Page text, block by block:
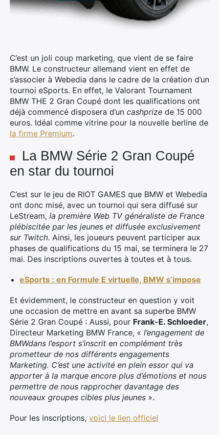
C’est un joli coup marketing, que vient de se faire
BMW. Le constructeur allemand vient en effet de
s’associer à Webedia dans le cadre de la création d’un
tournoi eSports. En effet, le Valorant Tournament
BMW THE 2 Gran Coupé dont les qualifications ont
déjà commencé disposera d’un cashprize de 15 000
euros. Idéal comme vitrine pour la nouvelle berline de
la firme Premium.
La BMW Série 2 Gran Coupé
en star du tournoi
C’est sur le jeu de RIOT GAMES que BMW et Webedia
ont donc misé, avec un tournoi qui sera diffusé sur
LeStream, la première Web TV généraliste de France
plébiscitée par les jeunes et diffusée exclusivement
sur Twitch. Ainsi, les joueurs peuvent participer aux
phases de qualifications du 15 mai, se terminera le 27
mai. Des inscriptions ouvertes à toutes et à tous.
eSports : en Formule E virtuelle, BMW s’impose
Et évidemment, le constructeur en question y voit
une occasion de mettre en avant sa superbe BMW
Série 2 Gran Coupé : Aussi, pour Frank-E. Schloeder,
Directeur Marketing BMW France, « l’engagement de
BMWdans l’esport s’inscrit en complément très
prometteur de nos différents engagements
Marketing. C’est une activité en plein essor qui va
apporter à la marque encore plus d’émotions et nous
permettre de nous rapprocher davantage des
nouveaux groupes cibles plus jeunes ».
Pour les inscriptions, voici le lien officiel